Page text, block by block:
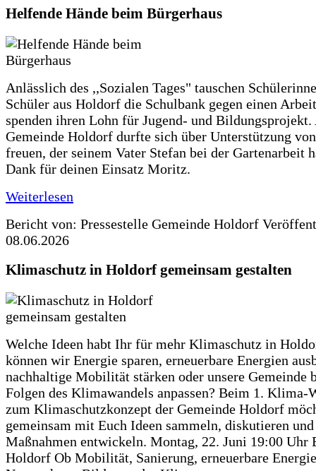
Helfende Hände beim Bürgerhaus
Anlässlich des ,,Sozialen Tages" tauschen
Schüler aus Holdorf die Schulbank gegen einen
spenden ihren Lohn für Jugend- und Bildungsprojekt.
Gemeinde Holdorf durfte sich über Unterstützung
freuen, der seinem Vater Stefan bei der Gartenarbeit
Dank für deinen Einsatz Moritz.
Weiterlesen
Bericht von: Pressestelle Gemeinde Holdorf
08.06.2026
Klimaschutz in Holdorf gemeinsam gestalten
Welche Ideen habt Ihr für mehr Klimaschutz in
können wir Energie sparen, erneuerbare Energien
nachhaltige Mobilität stärken oder unsere Gemeinde
Folgen des Klimawandels anpassen? Beim 1. Klima-
zum Klimaschutzkonzept der Gemeinde Holdorf
gemeinsam mit Euch Ideen sammeln, diskutieren
Maßnahmen entwickeln. Montag, 22. Juni 19:00 Uhr
Holdorf Ob Mobilität, Sanierung, erneuerbare